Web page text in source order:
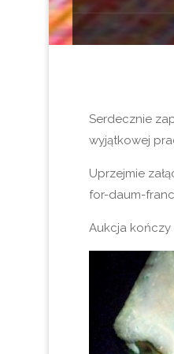
Serdecznie
wyjątkowej
Uprzejmie
for-daum-
Aukcja kończy